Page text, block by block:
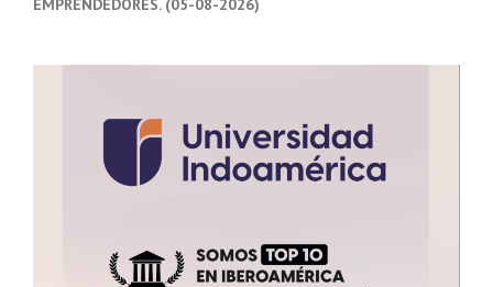
EMPRENDEDORES. (05-08-2026)